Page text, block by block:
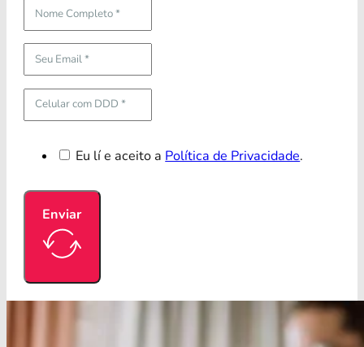
Eu lí e aceito a Política de Privacidade.
Enviar